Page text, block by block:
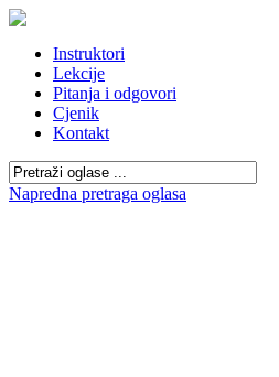
Instruktori
Lekcije
Pitanja i odgovori
Cjenik
Kontakt
Napredna pretraga oglasa